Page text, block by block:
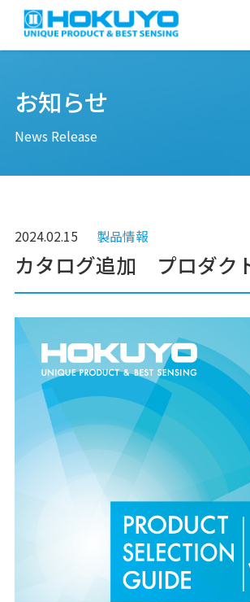
お知らせ
News Release
2024.02.15 製品情報
カタログ追加 プロダク